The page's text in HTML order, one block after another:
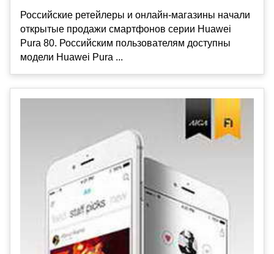
Российские ретейлеры и онлайн-магазины начали
открытые продажи смартфонов серии Huawei
Pura 80. Российским пользователям доступны
модели Huawei Pura ...